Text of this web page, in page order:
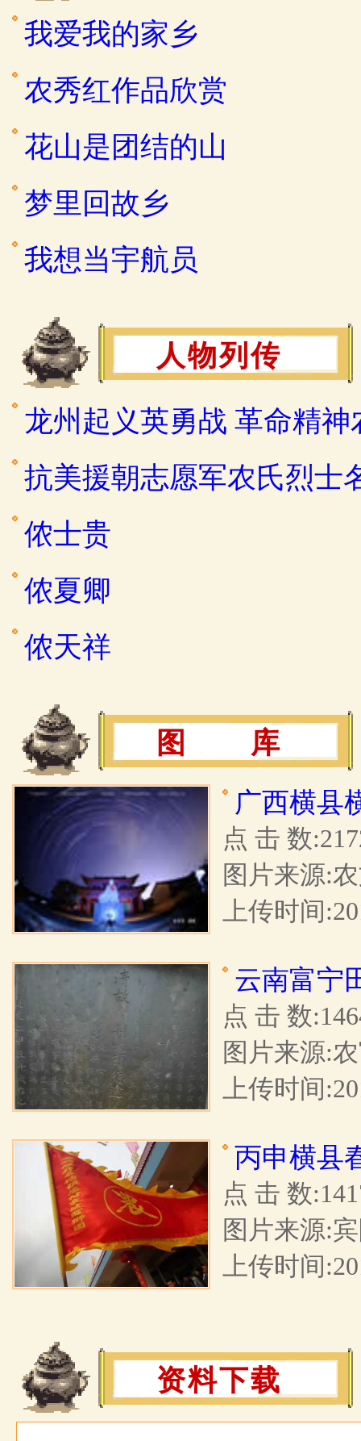
我爱我的家乡
农秀红作品欣赏
花山是团结的山
梦里回故乡
我想当宇航员
人物列传
龙州起义英勇战 革命精
抗美援朝志愿军农氏烈士
侬士贵
侬夏卿
侬天祥
图 库
广西横县
点 击 数
图片来源:
上传时间
云南富宁
点 击 数
图片来源:
上传时间
丙申横县
点 击 数
图片来源:
上传时间
资料下载